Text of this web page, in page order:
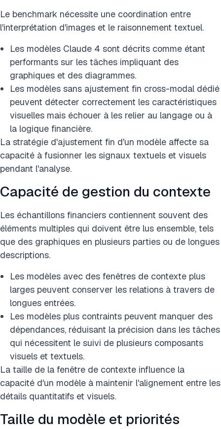
Le benchmark nécessite une coordination entre
l'interprétation d'images et le raisonnement textuel.
Les modèles Claude 4 sont décrits comme étant
performants sur les tâches impliquant des
graphiques et des diagrammes.
Les modèles sans ajustement fin cross-modal dédié
peuvent détecter correctement les caractéristiques
visuelles mais échouer à les relier au langage ou à
la logique financière.
La stratégie d'ajustement fin d'un modèle affecte sa
capacité à fusionner les signaux textuels et visuels
pendant l'analyse.
Capacité de gestion du contexte
Les échantillons financiers contiennent souvent des
éléments multiples qui doivent être lus ensemble, tels
que des graphiques en plusieurs parties ou de longues
descriptions.
Les modèles avec des fenêtres de contexte plus
larges peuvent conserver les relations à travers de
longues entrées.
Les modèles plus contraints peuvent manquer des
dépendances, réduisant la précision dans les tâches
qui nécessitent le suivi de plusieurs composants
visuels et textuels.
La taille de la fenêtre de contexte influence la
capacité d'un modèle à maintenir l'alignement entre les
détails quantitatifs et visuels.
Taille du modèle et priorités